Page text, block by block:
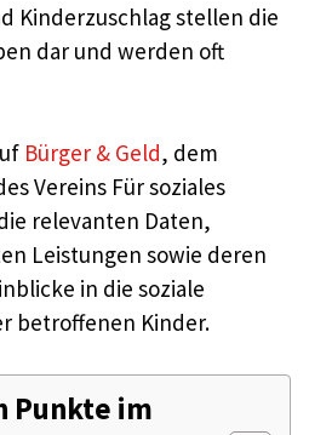
Kinderzuschlag stellen die
dar und werden oft
Bürger & Geld, dem
Vereins Für soziales
relevanten Daten,
Leistungen sowie deren
in die soziale
betroffenen Kinder.
Punkte im